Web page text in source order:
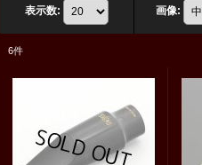
表示数: 画像:
6件